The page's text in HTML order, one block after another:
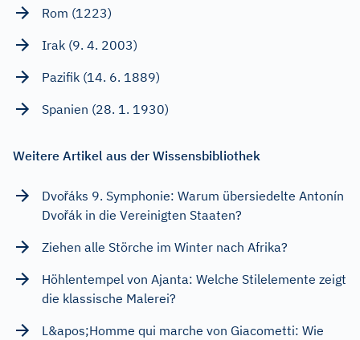
Rom (1223)
Irak (9. 4. 2003)
Pazifik (14. 6. 1889)
Spanien (28. 1. 1930)
Weitere Artikel aus der Wissensbibliothek
Dvořáks 9. Symphonie: Warum übersiedelte Antonín
Dvořák in die Vereinigten Staaten?
Ziehen alle Störche im Winter nach Afrika?
Höhlentempel von Ajanta: Welche Stilelemente zeigt
die klassische Malerei?
L&apos;Homme qui marche von Giacometti: Wie